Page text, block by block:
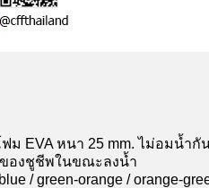
ฟม EVA หนา 25 mm. ไม่อมน้
องชูชีพในขณะลงน้ำ
/ green-orange / orange-